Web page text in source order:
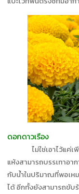
ดอกดาวเรือง
ไม่ใช่เอาไว้แค่เพีย
แห้งสามารถบรรเทาอ
กับน้ำในปริมาณที่พอเห
ได้ อีกทั้งยังสามารถขับ